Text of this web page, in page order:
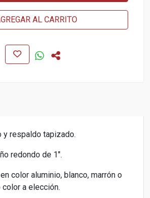
AL CARRITO
y respaldo tapizado.
redondo de 1".
color aluminio, blanco, marrón o
a elección.